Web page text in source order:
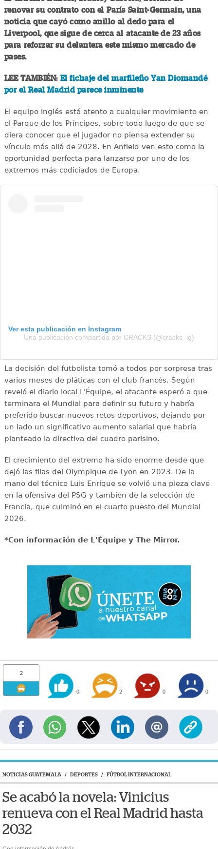
renovar su contrato con el París Saint-Germain, una
noticia que cayó como anillo al dedo para el
Liverpool, que sigue de cerca al atacante de 23 años
para reforzar su delantera este mismo mercado de
pases.
LEE TAMBIÉN: El fichaje del marfileño Yan Diomandé
por el Real Madrid parece inminente
El equipo inglés está atento a cualquier movimiento en
el Parque de los Príncipes, sobre todo luego de que se
diera conocer que el jugador no piensa extender su
vínculo más allá de 2028. En Anfield ven esto como la
oportunidad perfecta para lanzarse por uno de los
extremos más codiciados de Europa.
Ver esta publicación en Instagram
Una publicación compartida por CRACKS (@cracks_ig)
La decisión del futbolista tomó a todos por sorpresa tras
varios meses de pláticas con el club francés. Según
reveló el diario local L'Équipe, el atacante esperó a que
terminara el Mundial para definir su futuro y habría
preferido buscar nuevos retos deportivos, dejando por
un lado un significativo aumento salarial que habría
planteado la directiva del cuadro parisino.
El crecimiento del extremo ha sido enorme desde que
dejó las filas del Olympique de Lyon en 2023. De la
mano del técnico Luis Enrique se volvió una pieza clave
en la ofensiva del PSG y también de la selección de
Francia, que culminó en el cuarto puesto del Mundial
2026.
*Con información de L'Équipe y The Mirror.
2
0 2 0 0
NOTICIAS GUATEMALA / DEPORTES / FÚTBOL INTERNACIONAL
Se acabó la novela: Vinicius
renueva con el Real Madrid hasta
2032